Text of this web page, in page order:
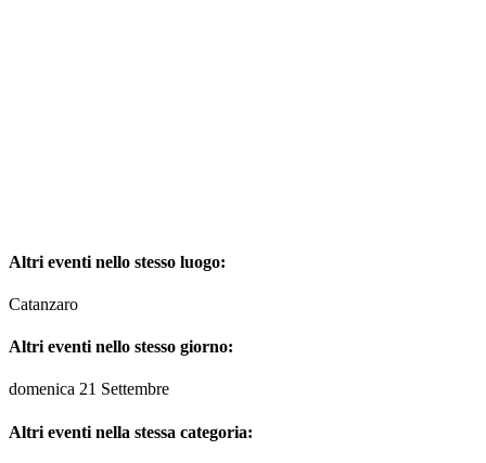
Altri eventi nello stesso luogo:
Catanzaro
Altri eventi nello stesso giorno:
domenica 21 Settembre
Altri eventi nella stessa categoria: